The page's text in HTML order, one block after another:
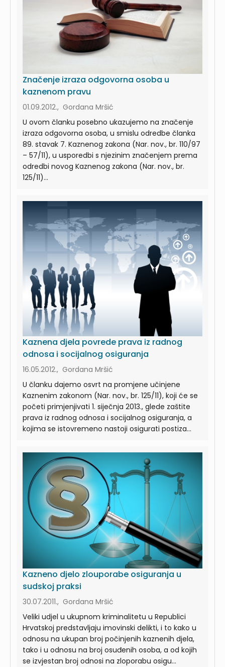
Značenje izraza odgovorna osoba u
kaznenom pravu
01.09.2012., Gordana Mršić
U ovom članku posebno ukazujemo na značenje
izraza odgovorna osoba, u smislu odredbe članka
89. stavak 7. Kaznenog zakona (Nar. nov., br. 110/97
– 57/11), u usporedbi s njezinim značenjem prema
odredbi novog Kaznenog zakona (Nar. nov., br.
125/11)...
Kaznena djela povrede prava iz radnog
odnosa i socijalnog osiguranja
16.05.2012., Gordana Mršić
U članku dajemo osvrt na promjene učinjene
Kaznenim zakonom (Nar. nov., br. 125/11), koji će se
početi primjenjivati 1. siječnja 2013., glede zaštite
prava iz radnog odnosa i socijalnog osiguranja, a
kojima se istovremeno nastoji osigurati postiza...
Kazneno djelo zlouporabe osiguranja u
sudskoj praksi
30.07.2011., Gordana Mršić
Veliki udjel u ukupnom kriminalitetu u Republici
Hrvatskoj predstavljaju imovinski delikti, i to kako u
odnosu na ukupan broj počinjenih kaznenih djela,
tako i u odnosu na broj osuđenih osoba, a od kojih
se izvjestan broj odnosi na zloporabu osigu...